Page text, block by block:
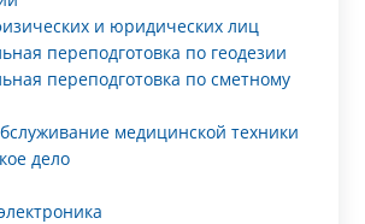
и юридических лиц
переподготовка по геодезии
переподготовка по сметному
медицинской техники
дело